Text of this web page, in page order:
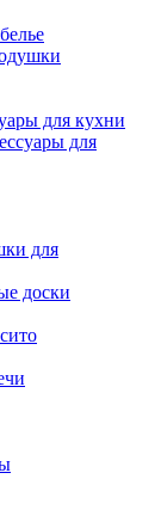
для кухни
для
для
доски